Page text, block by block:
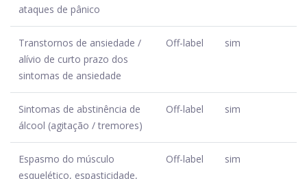
ataques de pânico
Transtornos de ansiedade /
alívio de curto prazo dos
sintomas de ansiedade
Off-label sim
Sintomas de abstinência de
álcool (agitação / tremores)
Off-label sim
Espasmo do músculo
esquelético, espasticidade,
Off-label sim